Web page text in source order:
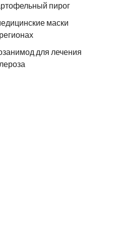
пирог
маски
для лечения